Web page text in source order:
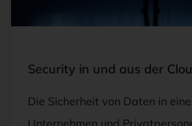
Security in und aus der
Die Sicherheit von Daten in